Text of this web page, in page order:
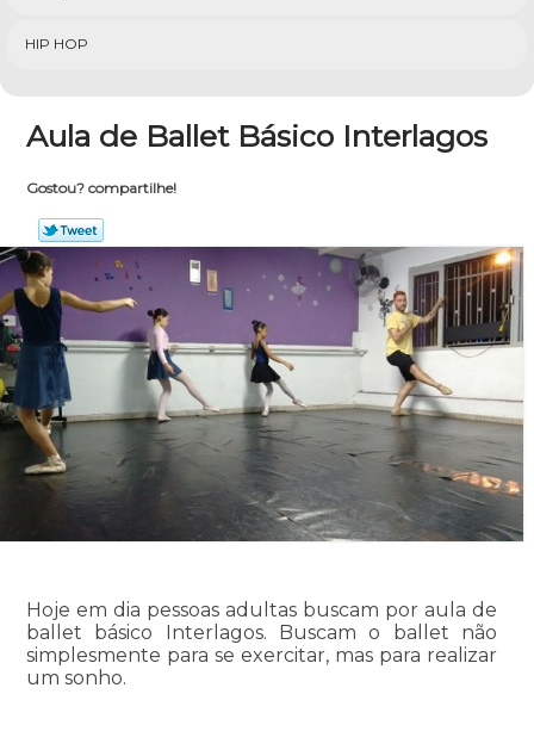
HIP HOP
Aula de Ballet Básico Interlagos
Gostou? compartilhe!
Hoje em dia pessoas adultas buscam por aula de
ballet básico Interlagos. Buscam o ballet não
simplesmente para se exercitar, mas para realizar
um sonho.